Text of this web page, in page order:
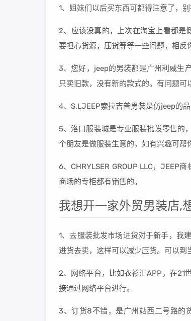
1、姐妹们以后买东西可都得注意了，别
2、应该没真的，上次在淘宝上看都是
要担心货源，压货等等一些问题，相反
3、您好，jeep的男装都是广州利威生
只卖旧款，没有新的款式的。有问题可
4、S.LJEEP索拉吉普男装是仿jeep的
5、洛口服装城是专业服装批发零售的
个朋友是做服装生意的，如有兴趣可帮
6、CHRYLSER GROUP LLC，JEEP
商场的专柜都有销售的。
我想开一家外贸男装店,
1、去服装批发市场进货对于新手，我
进货去卖，这样可以减少压货。可以到
2、网络平台，比如衣衫汇APP，在21
接通过网络平台进行。
3、订货8不错，是广州站西二号路的